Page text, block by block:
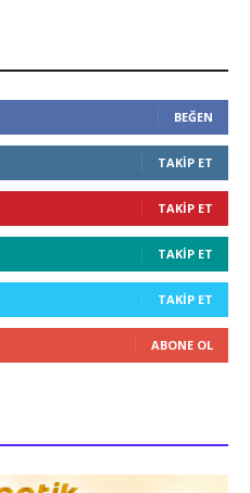
BEĞEN
TAKIP ET
TAKIP ET
TAKIP ET
TAKIP ET
ABONE OL